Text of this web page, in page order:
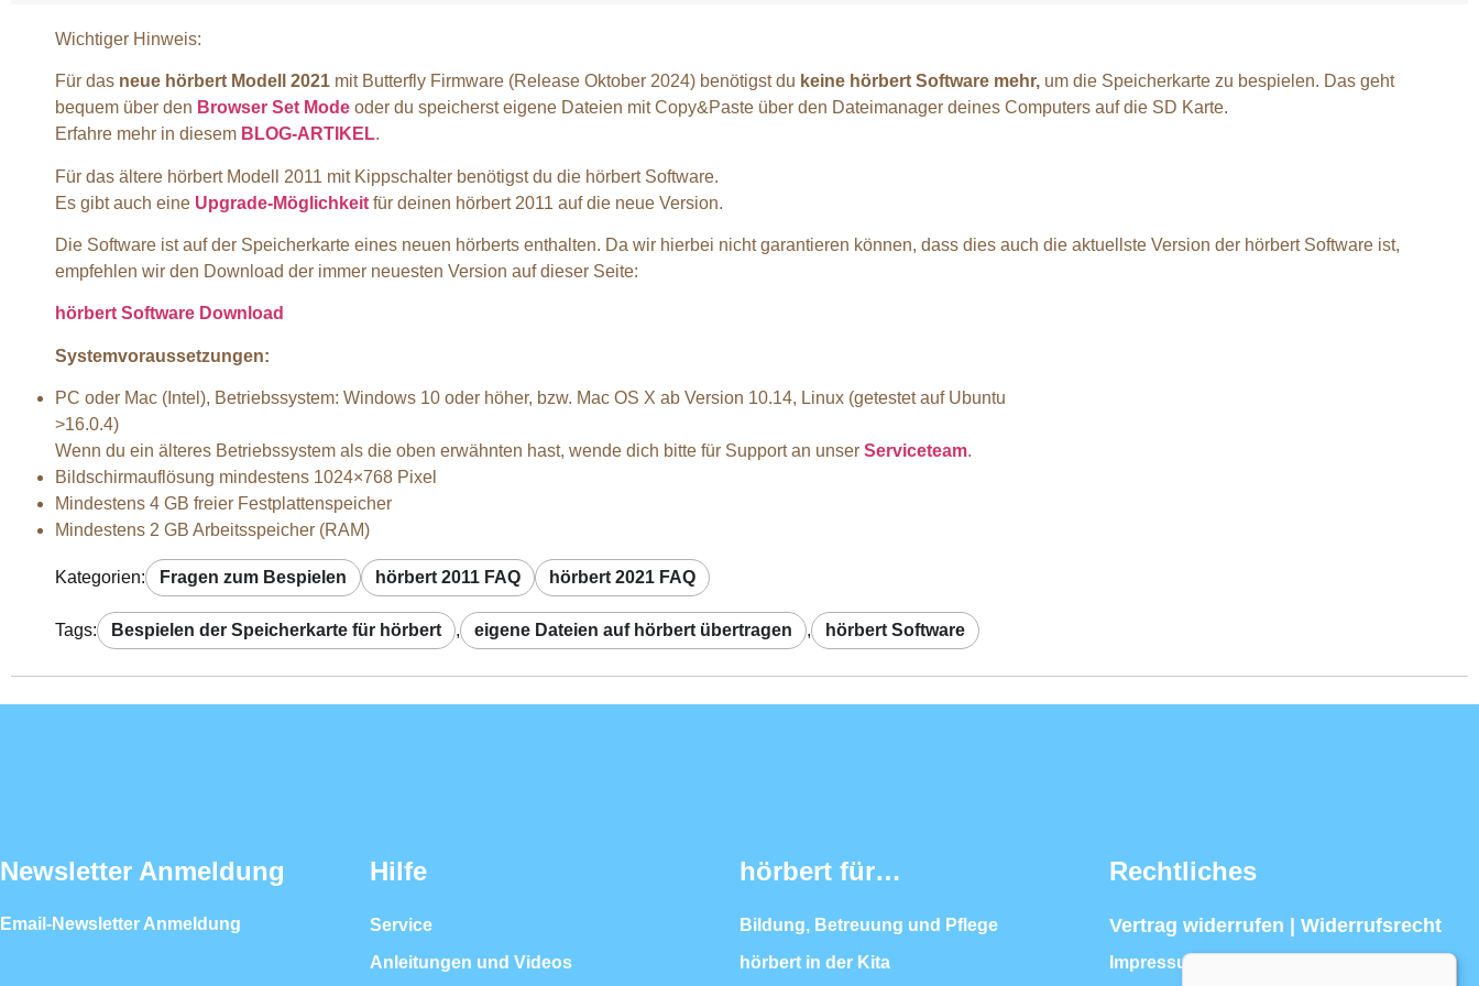
Wichtiger Hinweis:
Für das neue hörbert Modell 2021 mit Butterfly Firmware (Release Oktober 2024) benötigst du keine hörbert Software mehr, um die Speicherkarte zu bespielen. Das geht
bequem über den Browser Set Mode oder du speicherst eigene Dateien mit Copy&Paste über den Dateimanager deines Computers auf die SD Karte.
Erfahre mehr in diesem BLOG-ARTIKEL.
Für das ältere hörbert Modell 2011 mit Kippschalter benötigst du die hörbert Software.
Es gibt auch eine Upgrade-Möglichkeit für deinen hörbert 2011 auf die neue Version.
Die Software ist auf der Speicherkarte eines neuen hörberts enthalten. Da wir hierbei nicht garantieren können, dass dies auch die aktuellste Version der hörbert Software ist,
empfehlen wir den Download der immer neuesten Version auf dieser Seite:
hörbert Software Download
Systemvoraussetzungen:
PC oder Mac (Intel), Betriebssystem: Windows 10 oder höher, bzw. Mac OS X ab Version 10.14, Linux (getestet auf Ubuntu
>16.0.4)
Wenn du ein älteres Betriebssystem als die oben erwähnten hast, wende dich bitte für Support an unser Serviceteam.
Bildschirmauflösung mindestens 1024×768 Pixel
Mindestens 4 GB freier Festplattenspeicher
Mindestens 2 GB Arbeitsspeicher (RAM)
Kategorien: Fragen zum Bespielen hörbert 2011 FAQ hörbert 2021 FAQ
Tags: Bespielen der Speicherkarte für hörbert , eigene Dateien auf hörbert übertragen , hörbert Software
Newsletter Anmeldung
Email-Newsletter Anmeldung
Hilfe
Service
Anleitungen und Videos
hörbert für…
Bildung, Betreuung und Pflege
hörbert in der Kita
Rechtliches
Vertrag widerrufen | Widerrufsrecht
Impressum